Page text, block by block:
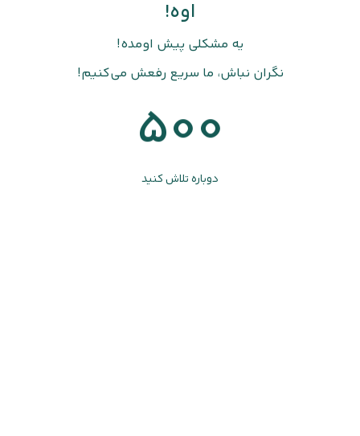
اوه!
یه مشکلی پیش اومده!
نگران نباش، ما سریع رفعش می‌کنیم!
500
دوباره تلاش کنید